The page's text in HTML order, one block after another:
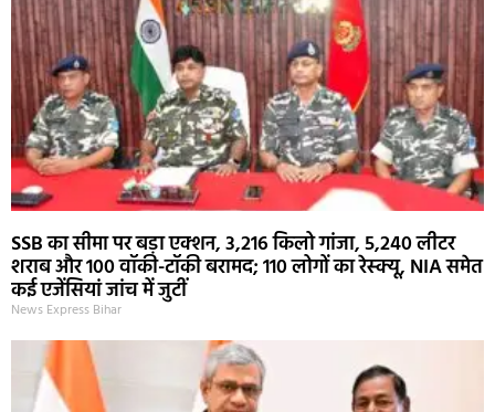
SSB का सीमा पर बड़ा एक्शन, 3,216 किलो गांजा, 5,240 लीटर
शराब और 100 वॉकी-टॉकी बरामद; 110 लोगों का रेस्क्यू, NIA समेत
कई एजेंसियां जांच में जुटीं
News Express Bihar